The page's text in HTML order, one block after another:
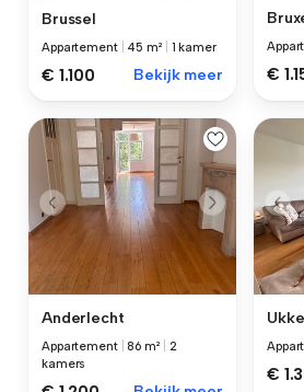
Brussel
Appartement 45 m² 1 kamer
€ 1.100 Bekijk meer €
Anderlecht
Appartement |86 m²
2
kamers
€